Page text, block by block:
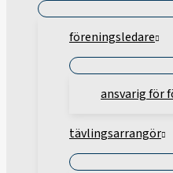
föreningsledare
ansvarig för
tävlingsarrangör